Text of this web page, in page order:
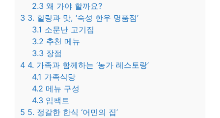
2.3 왜 가야 할까요?
3 3. 힐링과 맛, ‘숙성 한우 명품점’
3.1 소문난 고기집
3.2 추천 메뉴
3.3 장점
4 4. 가족과 함께하는 ‘농가 레스토랑’
4.1 가족식당
4.2 메뉴 구성
4.3 임팩트
5 5. 정갈한 한식 ‘어민의 집’